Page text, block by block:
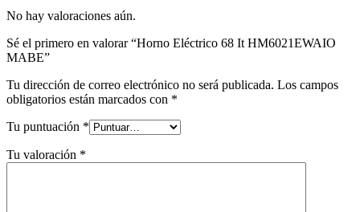
No hay valoraciones aún.
Sé el primero en valorar “Horno Eléctrico 68 It HM6021EWAIO
MABE”
Tu dirección de correo electrónico no será publicada. Los campos
obligatorios están marcados con *
Tu puntuación *
Tu valoración *